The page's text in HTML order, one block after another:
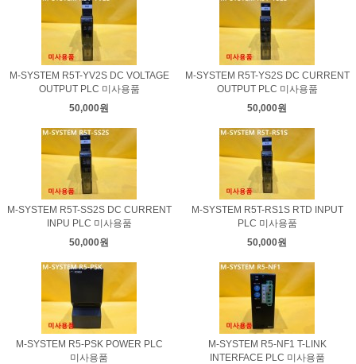
M-SYSTEM R5T-YV2S DC VOLTAGE
OUTPUT PLC 미사용품
50,000원
M-SYSTEM R5T-YS2S DC CURRENT
OUTPUT PLC 미사용품
50,000원
M-SYSTEM R5T-SS2S DC CURRENT
INPU PLC 미사용품
50,000원
M-SYSTEM R5T-RS1S RTD INPUT
PLC 미사용품
50,000원
M-SYSTEM R5-PSK POWER PLC
미사용품
M-SYSTEM R5-NF1 T-LINK
INTERFACE PLC 미사용품